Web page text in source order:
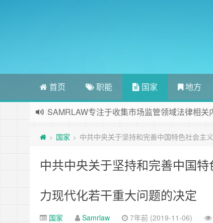
首页 职能 国家 地方
SAMRLAW专注于收集市场监管领域法律相关
> 国家 > 中共中央关于坚持和完善中国特色社会主
中共中央关于坚持和完善中国
力现代化若干重大问题的决定
国家 Samrlaw 7年前 (2019-11-06)